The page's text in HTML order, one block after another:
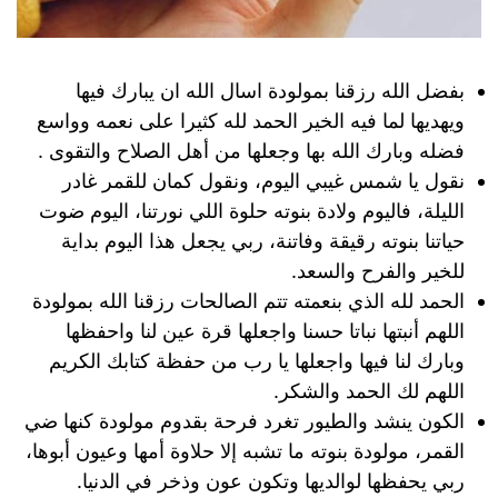
بفضل الله رزقنا بمولودة اسال الله ان يبارك فيها
ويهديها لما فيه الخير الحمد لله كثيرا على نعمه وواسع
فضله وبارك الله بها وجعلها من أهل الصلاح والتقوى .
نقول يا شمس غيبي اليوم، ونقول كمان للقمر غادر
الليلة، فاليوم ولادة بنوته حلوة اللي نورتنا، اليوم ضوت
حياتنا بنوته رقيقة وفاتنة، ربي يجعل هذا اليوم بداية
للخير والفرح والسعد.
الحمد لله الذي بنعمته تتم الصالحات رزقنا الله بمولودة
اللهم أنبتها نباتا حسنا واجعلها قرة عين لنا واحفظها
وبارك لنا فيها واجعلها يا رب من حفظة كتابك الكريم
اللهم لك الحمد والشكر.
الكون ينشد والطيور تغرد فرحة بقدوم مولودة كنها ضي
القمر، مولودة بنوته ما تشبه إلا حلاوة أمها وعيون أبوها،
ربي يحفظها لوالديها وتكون عون وذخر في الدنيا.